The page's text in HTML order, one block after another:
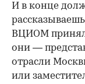
И в конце
ВЦИОМ
они —
отрасли
или